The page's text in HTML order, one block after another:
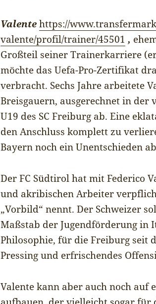
Valentehttps://
valente/profil/trainer/45501 ,
Großteil seiner Trainerkarriere
möchte das Uefa-Pro-Zertifikat
verbracht. Sechs Jahre arbeitete
Breisgauern, ausgerechnet in der
U19 des SC Freiburg ab. Eine
den Anschluss komplett zu
Bayern noch ein Unentschieden
Der FC Südtirol hat mit Federico
und akribischen Arbeiter
„Vorbild“ nennt. Der Schweizer
Maßstab der Jugendförderung in
Philosophie, für die Freiburg seit
Pressing und erfrischendes
Valente kann aber auch noch auf